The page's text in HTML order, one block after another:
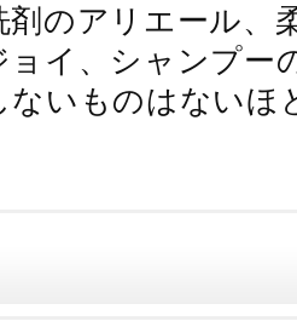
剤のアリエール、
ョイ、シャンプー
ないものはないほ